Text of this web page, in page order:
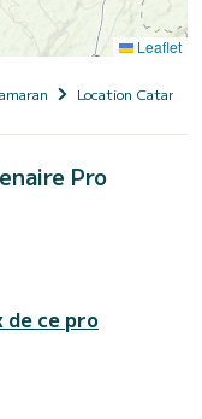
Leaflet
Location
Pro
ce pro